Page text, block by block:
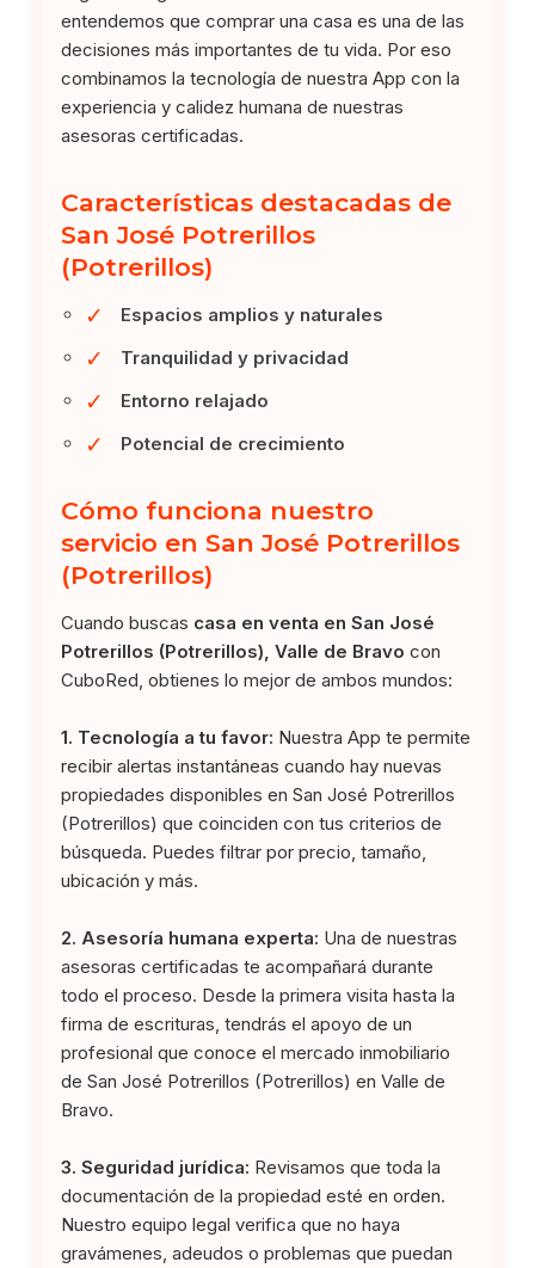
entendemos que comprar una casa es una de las
decisiones más importantes de tu vida. Por eso
combinamos la tecnología de nuestra App con la
experiencia y calidez humana de nuestras
asesoras certificadas.
Características destacadas de
San José Potrerillos
(Potrerillos)
✓ Espacios amplios y naturales
✓ Tranquilidad y privacidad
✓ Entorno relajado
✓ Potencial de crecimiento
Cómo funciona nuestro
servicio en San José Potrerillos
(Potrerillos)
Cuando buscas casa en venta en San José
Potrerillos (Potrerillos), Valle de Bravo con
CuboRed, obtienes lo mejor de ambos mundos:
1. Tecnología a tu favor: Nuestra App te permite
recibir alertas instantáneas cuando hay nuevas
propiedades disponibles en San José Potrerillos
(Potrerillos) que coinciden con tus criterios de
búsqueda. Puedes filtrar por precio, tamaño,
ubicación y más.
2. Asesoría humana experta: Una de nuestras
asesoras certificadas te acompañará durante
todo el proceso. Desde la primera visita hasta la
firma de escrituras, tendrás el apoyo de un
profesional que conoce el mercado inmobiliario
de San José Potrerillos (Potrerillos) en Valle de
Bravo.
3. Seguridad jurídica: Revisamos que toda la
documentación de la propiedad esté en orden.
Nuestro equipo legal verifica que no haya
gravámenes, adeudos o problemas que puedan